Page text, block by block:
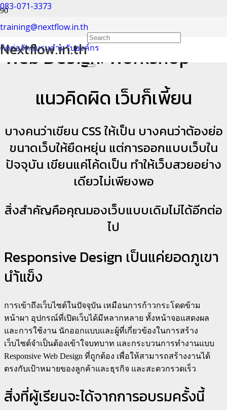
083-071-3373
training@nextflow.in.th
ติดต่อจัดอบรมสำหรับองค์กร
Nextflow.in.th
หลักสูตรอบรม Responsive
Web Design: Workshop
แนวคิดผิด เว็บก็เพี้ยน
บางคนว่าเขียน CSS ให้เป็น บางคนว่าต้องย่อ
ขนาดเว็บให้ยืดหยุ่น แต่การออกแบบเว็บใน
ปัจจุบัน เขียนแค่โค้ดเป็น ทำให้เว็บสวยอย่าง
เดียวไม่เพียงพอ
สิ่งสำคัญคือคุณมองเว็บแบบเดิมไม่ได้อีกต่อ
ไป
Responsive Design เป็นแค่ยอดภูเขา
นำ้แข็ง
การเข้าถึงเว็บไซต์ในปัจจุบัน เหมือนการก้าวกระโดดข้าม
หน้าผา อุปกรณ์ที่เปิดเว็บได้มีหลากหลาย ทั้งหน้าจอแสดงผล
และการใช้งาน นักออกแบบและผู้ที่เกี่ยวข้องในการสร้าง
เว็บไซต์จำเป็นต้องเข้าใจบทบาท และกระบวนการทำงานแบบ
Responsive Web Design ที่ถูกต้อง เพื่อให้สามารถสร้างงานได้
ตรงกับเป้าหมายของลูกค้าและธุรกิจ และสะดวกรวดเร็ว
สิ่งที่ผู้เรียนจะได้จากการอบรมครั้งนี้